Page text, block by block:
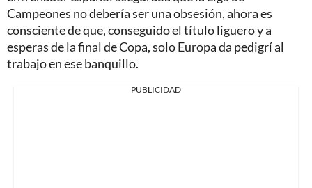
Campeones no debería ser una obsesión, ahora es
consciente de que, conseguido el título liguero y a
esperas de la final de Copa, solo Europa da pedigrí al
trabajo en ese banquillo.
PUBLICIDAD